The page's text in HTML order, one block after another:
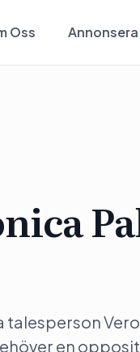
Oss Annonsera
en